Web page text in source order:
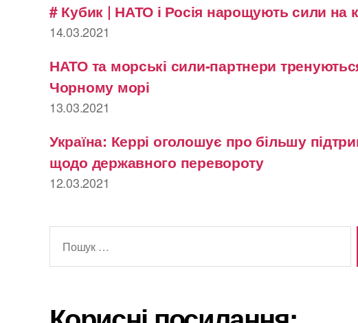
# Кубик | НАТО і Росія нарощують сили на
14.03.2021
НАТО та морські сили-партнери
Чорному морі
13.03.2021
Україна: Керрі оголошує про більшу
щодо державного перевороту
12.03.2021